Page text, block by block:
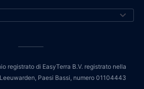
registrato di EasyTerra B.V. registrato nella
Paesi Bassi, numero 01104443